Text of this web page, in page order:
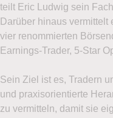
Ich möchte den
damit die neuesten
erhalten.
Ja Nein
Ich stimme zu,
teilt Eric Ludwig sein
Darüber hinaus
vier renommierten
Earnings-Trader, 5-Star
Sein Ziel ist es, Tradern
und praxisorientierte
zu vermitteln, damit sie